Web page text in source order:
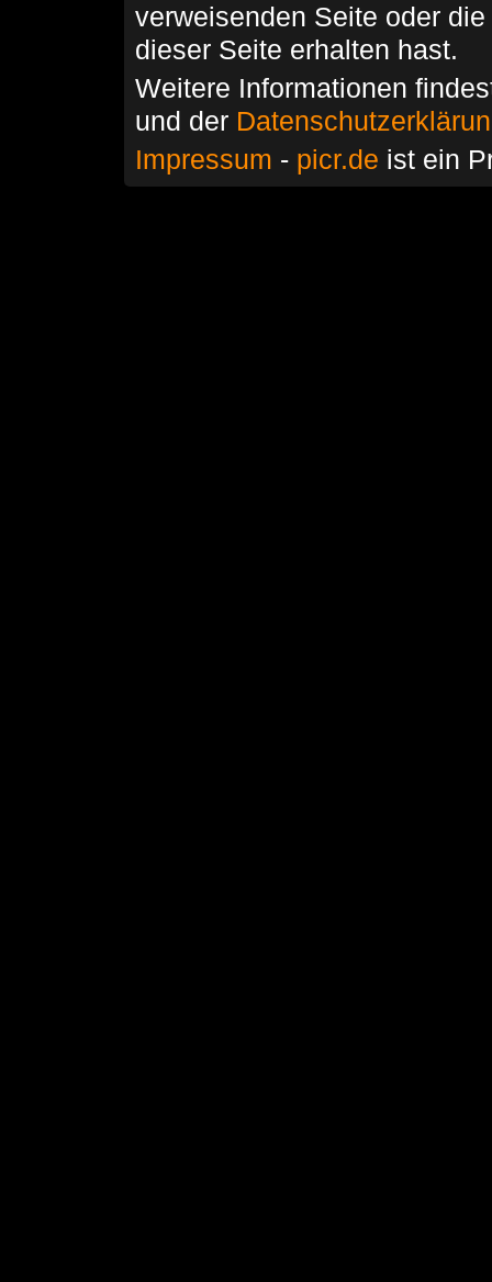
verweisenden Seite oder
dieser Seite erhalten hast.
Weitere Informationen
und der
Impressum - picr.de ist ein